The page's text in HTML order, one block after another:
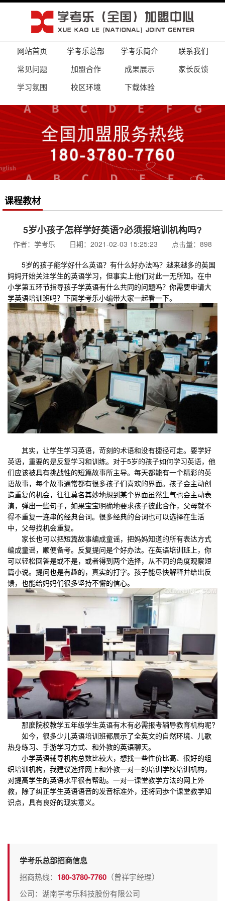
网站首页 学考乐总部 学考乐简介
联系我们
常见问题
加盟合作 成果展示
家长反馈
学习氛围
校区环境 下载体验
课程教材
5岁小孩子怎样学好英语?必须报培训机构吗?
作者：学考乐 日期：2021-02-03 15:25:23 点击量：898
5岁的孩子能学好什么英语？有什么好办法吗？越来越多的英国
妈妈开始关注学生的英语学习，但事实上他们对此一无所知。在中
小学第五环节指导孩子学英语有什么共同的问题吗？你需要申请大
学英语培训班吗？下面学考乐小编带大家一起看一下。
其实，让学生学习英语，苛刻的术语和没有捷径可走。要学好
英语，重要的是反复学习和训练。对于5岁的孩子如何学习英语，他
们应该被具有挑战性的短篇故事所主导。每天都能有一个精彩的英
语故事，每个故事通常都有很多孩子们喜欢的界面。孩子会主动创
造重复的机会，往往莫名其妙地想到某个界面虽然生气也会主动表
演，弹出一些句子，如果宝宝明确地要求孩子彼此合作，父母就不
得不重复一连串的经典台词。很多经典的台词也可以选择在生活
中，父母找机会重复。
家长也可以把短篇故事编成童谣，把妈妈知道的所有表达方式
编成童谣，顺便备考。反复提问是个好办法。在英语培训班上，你
可以轻松回答是或不是，或者得到两个选择，从不同的角度观察短
篇小说。提问也是有趣的，真实的打字。孩子能尽快解释并给出反
馈，也能给妈妈们很多坚持不懈的信心。
那麼院校教学五年级学生英语有木有必需报考辅导教育机构呢?
如今，很多少儿英语培训班都展示了全英文的自然环境、儿歌
热身练习、手游学习方式、和外教的英语聊天。
小学英语辅导机构总数比较大，想找一些性价比高、很好的组
织培训机构，我建议选择网上和外教一对一的培训学校培训机构，
对提高学生的英语水平很有帮助。一对一课堂教学方法的网上外
教，除了纠正学生英语语音的发音标准外，还将同歩个课堂教学知
识点，具有良好的现实意义。
学考乐总部招商信息
招商热线： 180-3780-7760 （曾祥宇经理）
公司：湖南学考乐科技股份有限公司